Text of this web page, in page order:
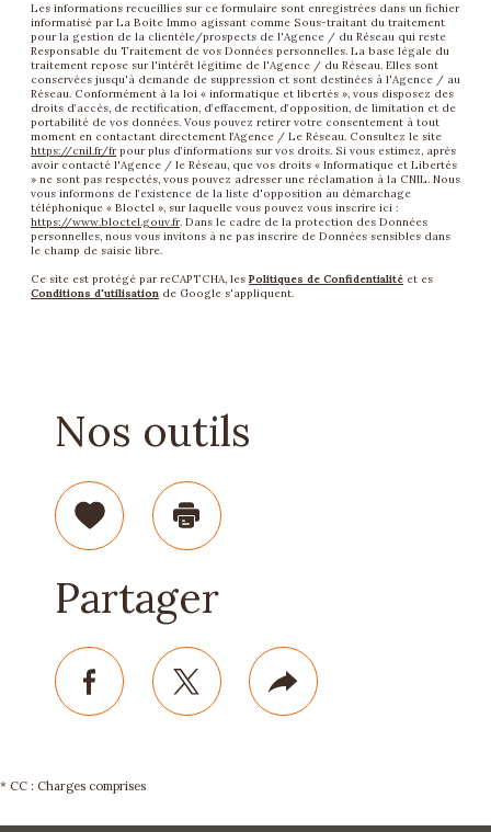
Les informations recueillies sur ce formulaire sont enregistrées dans un fichier
informatisé par La Boite Immo agissant comme Sous-traitant du traitement
pour la gestion de la clientèle/prospects de l'Agence / du Réseau qui reste
Responsable du Traitement de vos Données personnelles. La base légale du
traitement repose sur l'intérêt légitime de l'Agence / du Réseau. Elles sont
conservées jusqu'à demande de suppression et sont destinées à l'Agence / au
Réseau. Conformément à la loi « informatique et libertés », vous disposez des
droits d’accès, de rectification, d’effacement, d’opposition, de limitation et de
portabilité de vos données. Vous pouvez retirer votre consentement à tout
moment en contactant directement l’Agence / Le Réseau. Consultez le site
https://cnil.fr/frpour plus d’informations sur vos droits. Si vous estimez, après
avoir contacté l'Agence / le Réseau, que vos droits « Informatique et Libertés
» ne sont pas respectés, vous pouvez adresser une réclamation à la CNIL. Nous
vous informons de l’existence de la liste d'opposition au démarchage
téléphonique « Bloctel », sur laquelle vous pouvez vous inscrire ici :
https://www.bloctel.gouv.fr. Dans le cadre de la protection des Données
personnelles, nous vous invitons à ne pas inscrire de Données sensibles dans
le champ de saisie libre.
Ce site est protégé par reCAPTCHA, les Politiques de Confidentialité et es
Conditions d'utilisation de Google s'appliquent.
Nos outils
Sélectionner
Imprimer
Partager
facebooktwitterPlus
de
* CC : Charges comprises